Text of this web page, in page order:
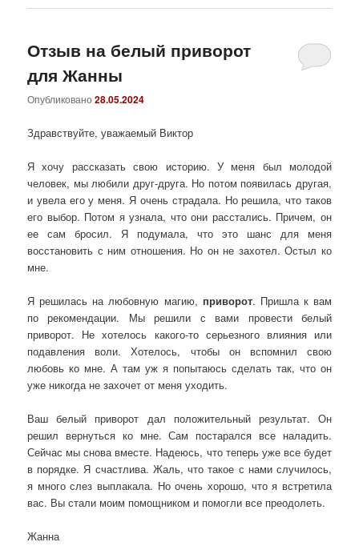
Отзыв на белый приворот
для Жанны
Опубликовано28.05.2024
Здравствуйте, уважаемый Виктор
Я хочу рассказать свою историю. У меня был молодой
человек, мы любили друг-друга. Но потом появилась другая,
и увела его у меня. Я очень страдала. Но решила, что таков
его выбор. Потом я узнала, что они расстались. Причем, он
ее сам бросил. Я подумала, что это шанс для меня
восстановить с ним отношения. Но он не захотел. Остыл ко
мне.
Я решилась на любовную магию, приворот. Пришла к вам
по рекомендации. Мы решили с вами провести белый
приворот. Не хотелось какого-то серьезного влияния или
подавления воли. Хотелось, чтобы он вспомнил свою
любовь ко мне. А там уж я попытаюсь сделать так, что он
уже никогда не захочет от меня уходить.
Ваш белый приворот дал положительный результат. Он
решил вернуться ко мне. Сам постарался все наладить.
Сейчас мы снова вместе. Надеюсь, что теперь уже все будет
в порядке. Я счастлива. Жаль, что такое с нами случилось,
я много слез выплакала. Но очень хорошо, что я встретила
вас. Вы стали моим помощником и помогли все преодолеть.
Жанна